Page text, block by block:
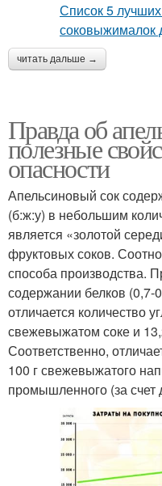
читать дальше →
Правда об
полезные
опасности
Апельсиновый сок
(б:ж:у) в небольшим
является «золотой
фруктовых соков.
способа производства.
содержании белков (0,7-
отличается количество
свежевыжатом соке и
Соответственно,
100 г свежевыжатого
промышленного (за счет